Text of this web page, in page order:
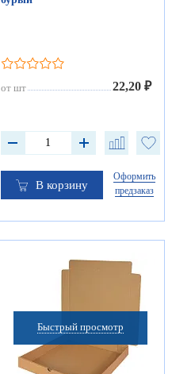
от шт 22,20 ₽
В корзину
Оформить
предзаказ
Быстрый просмотр